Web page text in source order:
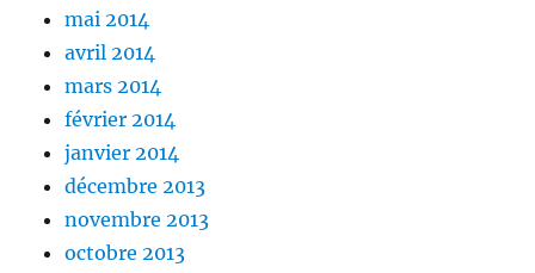
mai 2014
avril 2014
mars 2014
février 2014
janvier 2014
décembre 2013
novembre 2013
octobre 2013